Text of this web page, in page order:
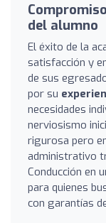
del alumno
El éxito de la
satisfacción y
de sus
por su
necesidades
nerviosismo
rigurosa pero
administrativo
Conducción en
para quienes
con garantías